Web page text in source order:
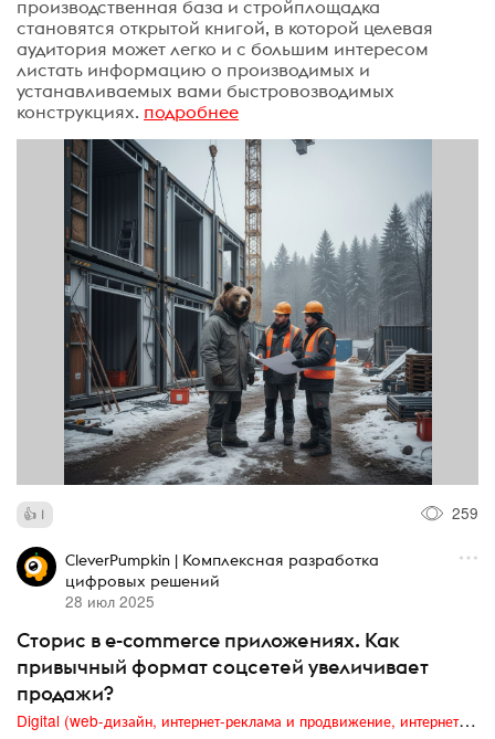
производственная база и стройплощадка
становятся открытой книгой, в которой целевая
аудитория может легко и с большим интересом
листать информацию о производимых и
устанавливаемых вами быстровозводимых
конструкциях. подробнее
1 259
CleverPumpkin | Комплексная разработка
цифровых решений
28 июл 2025
Сторис в e-commerce приложениях. Как
привычный формат соцсетей увеличивает
продажи?
Digital (web-дизайн, интернет-реклама и продвижение, интернет-сообщества и блоги, интернет-коммуникации, мобильный маркетинг, реклама на цифровых экранах)